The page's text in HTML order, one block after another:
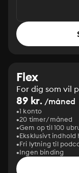
Flex
For dig som vil
89 kr. /måned
1 konto
20 timer/måned
Gem op til 100
Eksklusivt indhold
Fri lytning til
Ingen binding